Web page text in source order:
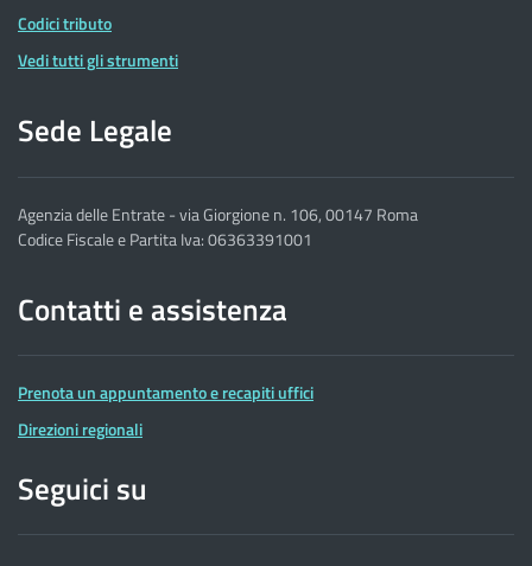
Codici tributo
Vedi tutti gli strumenti
Sede Legale
Agenzia delle Entrate - via Giorgione n. 106, 00147 Roma
Codice Fiscale e Partita Iva: 06363391001
Contatti e assistenza
Prenota un appuntamento e recapiti uffici
Direzioni regionali
Seguici su